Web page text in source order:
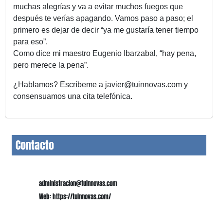
muchas alegrías y va a evitar muchos fuegos que
después te verías apagando. Vamos paso a paso; el
primero es dejar de decir “ya me gustaría tener tiempo
para eso”.
Como dice mi maestro Eugenio Ibarzabal, “hay pena,
pero merece la pena”.
¿Hablamos? Escríbeme a javier@tuinnovas.com y
consensuamos una cita telefónica.
Contacto
administracion@tuinnovas.com
Web: https://tuinnovas.com/